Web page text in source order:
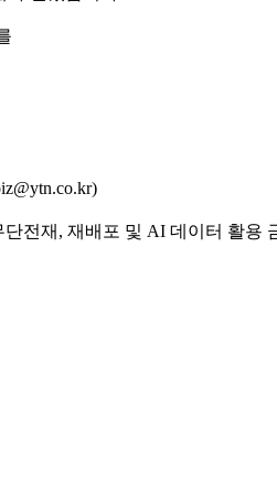
단전재, 재배포 및 AI 데이터 활용